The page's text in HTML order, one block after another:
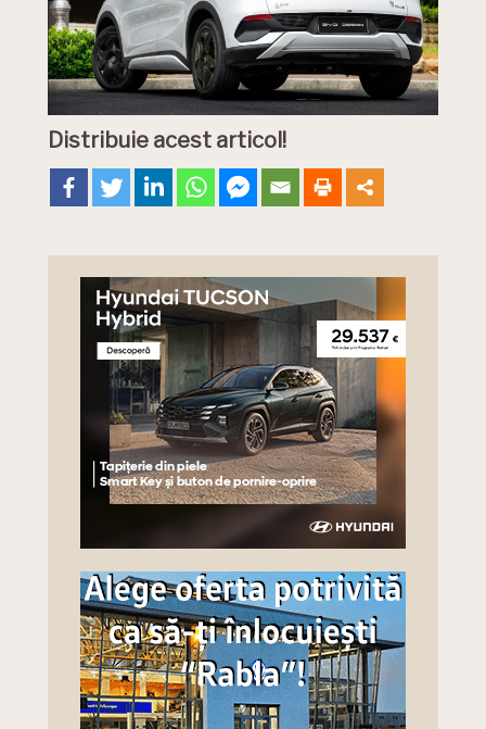
Distribuie acest articol!